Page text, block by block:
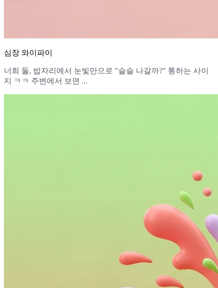
심장 와이파이
너희 둘, 밥자리에서 눈빛만으로 "슬슬 나갈까?" 통하는 사이
지 ㅋㅋ 주변에서 보면 ...